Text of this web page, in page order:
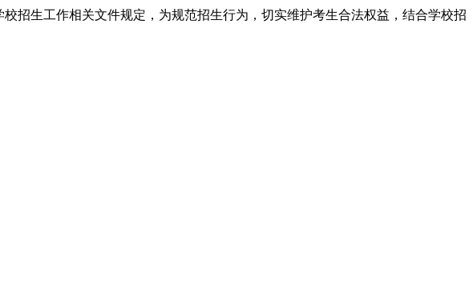
招生工作相关文件规定，为规范招生行为，切实维护考生合法权益，结合学校招